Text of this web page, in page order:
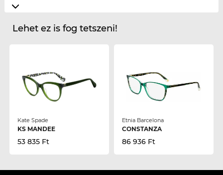
Lehet ez is fog tetszeni!
Kate Spade
KS MANDEE
53 835 Ft
Etnia Barcelona
CONSTANZA
86 936 Ft